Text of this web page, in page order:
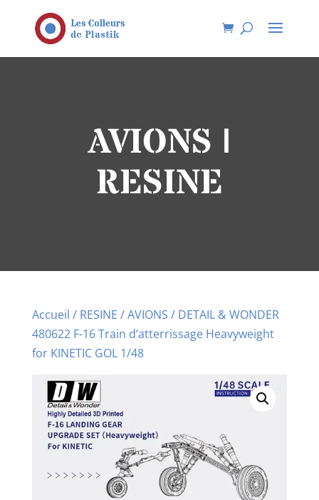
AVIONS |
RESINE
Accueil / RESINE /AVIONS / DETAIL & WONDER
480622 F-16 Train d’atterrissage Heavyweight
for KINETIC GOL 1/48